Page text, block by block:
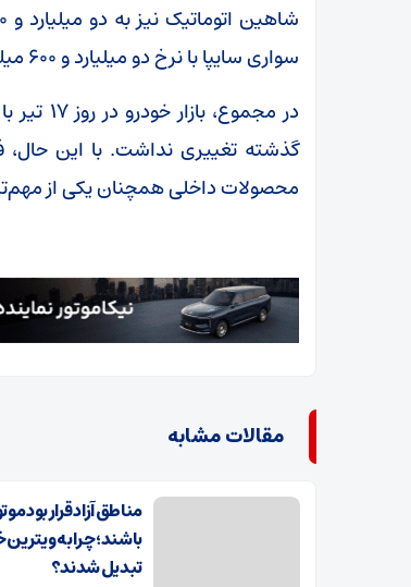
سواری سایپا با نرخ دو میلیارد و ۶۰۰ میلیون تومان خرید و فروش می‌شود.
در
گذشته تغییری نداشت. با این حال،
محصولات داخلی همچنان یکی از
مقالات مشابه
مناطق آزاد قرار بود
باشند؛ چرا به
تبدیل شدند؟